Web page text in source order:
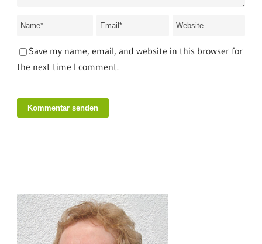
Save my name, email, and website in this browser for
the next time I comment.